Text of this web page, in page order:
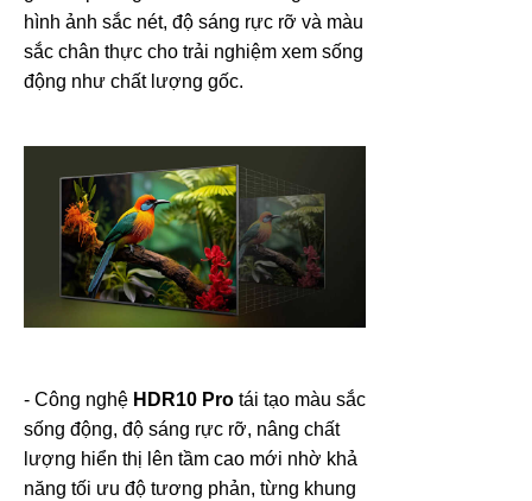
hình ảnh sắc nét, độ sáng rực rỡ và màu
sắc chân thực cho trải nghiệm xem sống
động như chất lượng gốc.
- Công nghệ HDR10 Pro tái tạo màu sắc
sống động, độ sáng rực rỡ, nâng chất
lượng hiển thị lên tầm cao mới nhờ khả
năng tối ưu độ tương phản, từng khung